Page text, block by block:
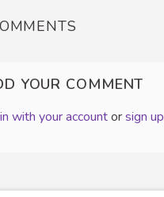
YOUR COMMENT
with your accountorsign up